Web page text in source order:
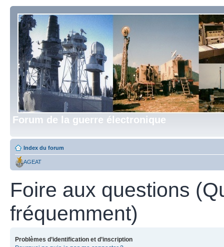
Forum de la guerre électronique
Index du forum
AGEAT
Foire aux questions
fréquemment)
Problèmes d’identification et d’inscription